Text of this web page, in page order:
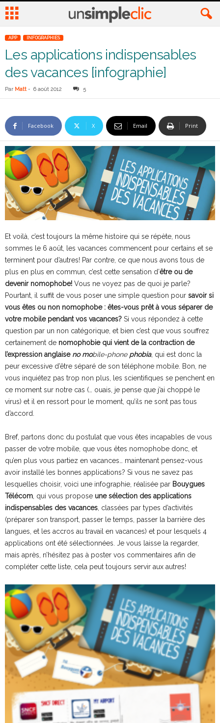
APP INFOGRAPHIES
Les applications indispensables
des vacances [infographie]
Par Matt - 6 août 2012 5
Facebook X Email Print
Et voilà, c’est toujours la même histoire qui se répète, nous
sommes le 6 août, les vacances commencent pour certains et se
terminent pour d’autres! Par contre, ce que nous avons tous de
plus en plus en commun, c’est cette sensation d’être ou de
devenir nomophobe! Vous ne voyez pas de quoi je parle?
Pourtant, il suffit de vous poser une simple question pour savoir si
vous êtes ou non nomophobe : êtes-vous prêt à vous séparer de
votre mobile pendant vos vacances? Si vous répondez à cette
question par un non catégorique, et bien c’est que vous souffrez
certainement de nomophobie qui vient de la contraction de
l’expression anglaise no mobile-phone phobia, qui est donc la
peur excessive d’être séparé de son téléphone mobile. Bon, ne
vous inquiétez pas trop non plus, les scientifiques se penchent en
ce moment sur notre cas (… ouais, je pense que j’ai choppé le
virus) et il en ressort pour le moment, qu’ils ne sont pas tous
d’accord.
Bref, partons donc du postulat que vous êtes incapables de vous
passer de votre mobile, que vous êtes nomophobe donc, et
qu’en plus vous partiez en vacances… maintenant pensez-vous
avoir installé les bonnes applications? Si vous ne savez pas
lesquelles choisir, voici une infographie, réalisée par Bouygues
Télécom , qui vous propose une sélection des applications
indispensables des vacances , classées par types d’activités
(préparer son transport, passer le temps, passer la barrière des
langues, et les accros au travail en vacances) et pour lesquels 4
applications ont été sélectionnées. Je vous laisse la regarder,
mais après, n’hésitez pas à poster vos commentaires afin de
compléter cette liste, cela peut toujours servir aux autres!